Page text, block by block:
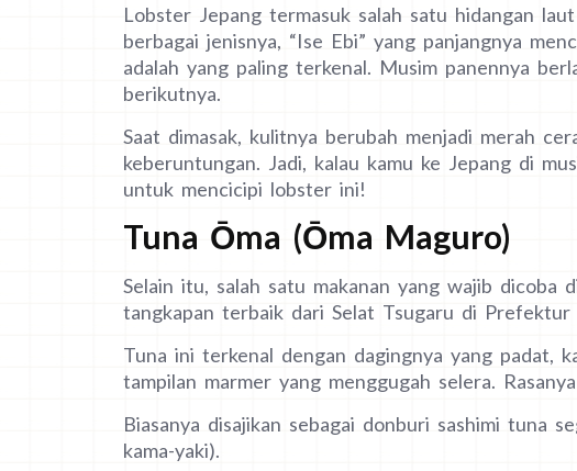
Lobster Jepang termasuk salah satu hidangan
berbagai jenisnya, “Ise Ebi” yang panjangnya
adalah yang paling terkenal. Musim panennya
berikutnya.
Saat dimasak, kulitnya berubah menjadi merah
keberuntungan. Jadi, kalau kamu ke Jepang di
untuk mencicipi lobster ini!
Tuna Ōma (Ōma Maguro)
Selain itu, salah satu makanan yang wajib dicoba
tangkapan terbaik dari Selat Tsugaru di Prefektur
Tuna ini terkenal dengan dagingnya yang padat,
tampilan marmer yang menggugah selera.
Biasanya disajikan sebagai donburi sashimi tuna
kama-yaki).